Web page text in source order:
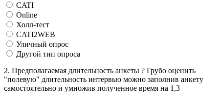
CATI
Online
Холл-тест
CATI2WEB
Уличный опрос
Другой тип опроса
2. Предполагаемая длительность анкеты ? Грубо оценить
"полевую" длительность интервью можно заполнив анкету
самостоятельно и умножив полученное время на 1,3